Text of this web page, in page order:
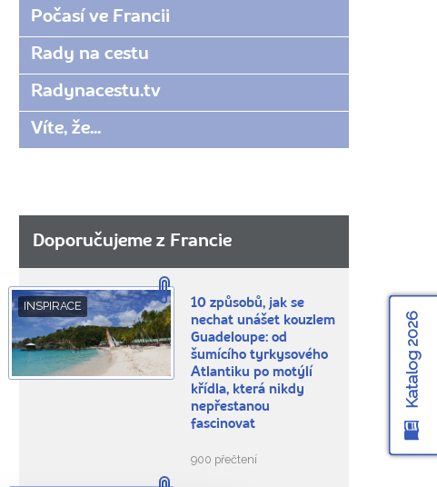
Počasí ve Francii
Rady na cestu
Radynacestu.tv
Víte, že...
Doporučujeme z Francie
INSPIRACE
10 způsobů, jak se
nechat unášet kouzlem
Guadeloupe: od
šumícího tyrkysového
Atlantiku po motýlí
křídla, která nikdy
nepřestanou
fascinovat
900 přečtení
Katalog 2026